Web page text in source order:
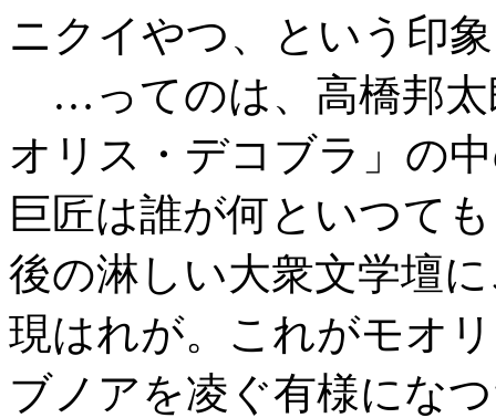
ニクイやつ、という印
…ってのは、高橋邦太
オリス・デコブラ」の
巨匠は誰が何といつて
後の淋しい大衆文学壇
現はれが。これがモオ
ブノアを凌ぐ有様にな